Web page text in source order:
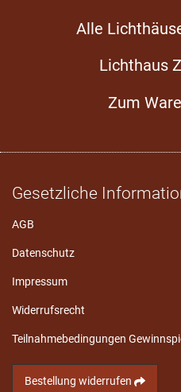
Alle
Lichthaus
Zum
Gesetzliche
AGB
Datenschutz
Impressum
Widerrufsrecht
Teilnahmebedingungen
Bestellung widerrufen